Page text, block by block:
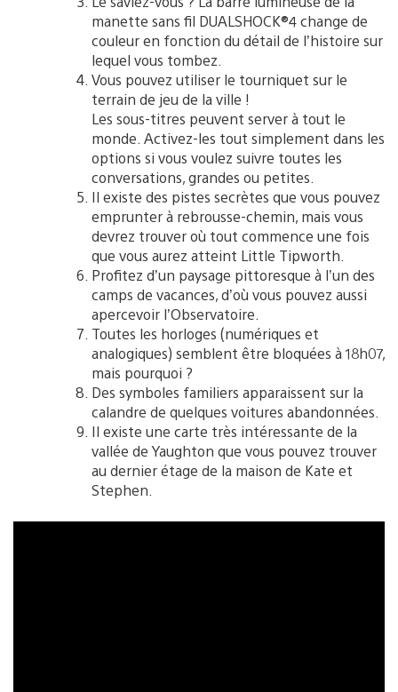
manette sans fil DUALSHOCK®4 change de
couleur en fonction du détail de l’histoire sur
lequel vous tombez.
Vous pouvez utiliser le tourniquet sur le
terrain de jeu de la ville !
Les sous-titres peuvent server à tout le
monde. Activez-les tout simplement dans les
options si vous voulez suivre toutes les
conversations, grandes ou petites.
Il existe des pistes secrètes que vous pouvez
emprunter à rebrousse-chemin, mais vous
devrez trouver où tout commence une fois
que vous aurez atteint Little Tipworth.
Profitez d’un paysage pittoresque à l’un des
camps de vacances, d’où vous pouvez aussi
apercevoir l’Observatoire.
Toutes les horloges (numériques et
analogiques) semblent être bloquées à 18h07,
mais pourquoi ?
Des symboles familiers apparaissent sur la
calandre de quelques voitures abandonnées.
Il existe une carte très intéressante de la
vallée de Yaughton que vous pouvez trouver
au dernier étage de la maison de Kate et
Stephen.